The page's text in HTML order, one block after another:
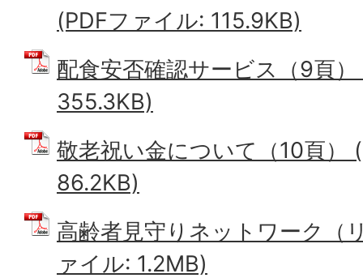
(PDFファイル: 115.9KB)
配食安否確認サービス（9頁
355.3KB)
敬老祝い金について（10頁）
86.2KB)
高齢者見守りネットワーク（
ァイル: 1.2MB)